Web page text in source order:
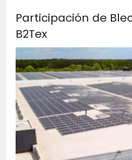
Participación de
B2Tex